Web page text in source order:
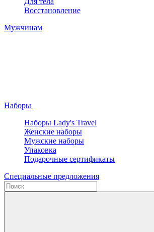
Восстановление
Мужчинам
Наборы
Наборы Lady's Travel
Женские наборы
Мужские наборы
Упаковка
Подарочные сертификаты
Специальные предложения